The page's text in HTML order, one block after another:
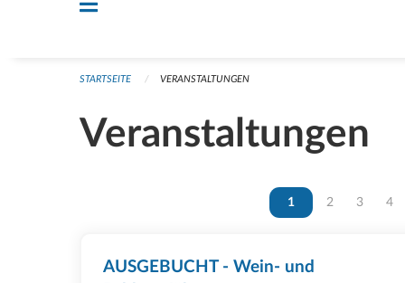
STARTSEITE VERANSTALTUNGEN
Veranstaltungen
Vous êtes sur la page
1 Vous êtes sur
2 Vous
3 4
AUSGEBUCHT - Wein- und